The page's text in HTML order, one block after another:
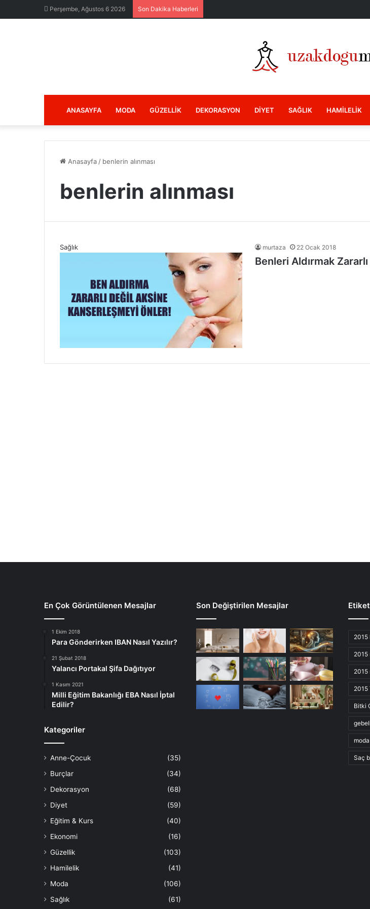
Perşembe, Ağustos 6 2026 Son Dakika Haberleri
ANASAYFA MODA GÜZELLIK DEKORASYON DIYET SAĞLIK HAMILELIK
Anasayfa / benlerin alınması
benlerin alınması
Sağlık murtaza 22 Ocak 2018
Benleri Aldırmak
En Çok Görüntülenen Mesajlar
1 Ekim 2018
Para Gönderirken IBAN Nasıl Yazılır?
21 Şubat 2018
Yalancı Portakal Şifa Dağıtıyor
1 Kasım 2021
Milli Eğitim Bakanlığı EBA Nasıl İptal
Edilir?
Kategoriler
Anne-Çocuk
(35)
Burçlar
(34)
Dekorasyon
(68)
Diyet
(59)
Eğitim & Kurs
(40)
Ekonomi
(16)
Güzellik
(103)
Hamilelik
(41)
Moda
(106)
Sağlık
(61)
Son Değiştirilen Mesajlar
2015
2015
2015
2015
Bitki
moda
Saç